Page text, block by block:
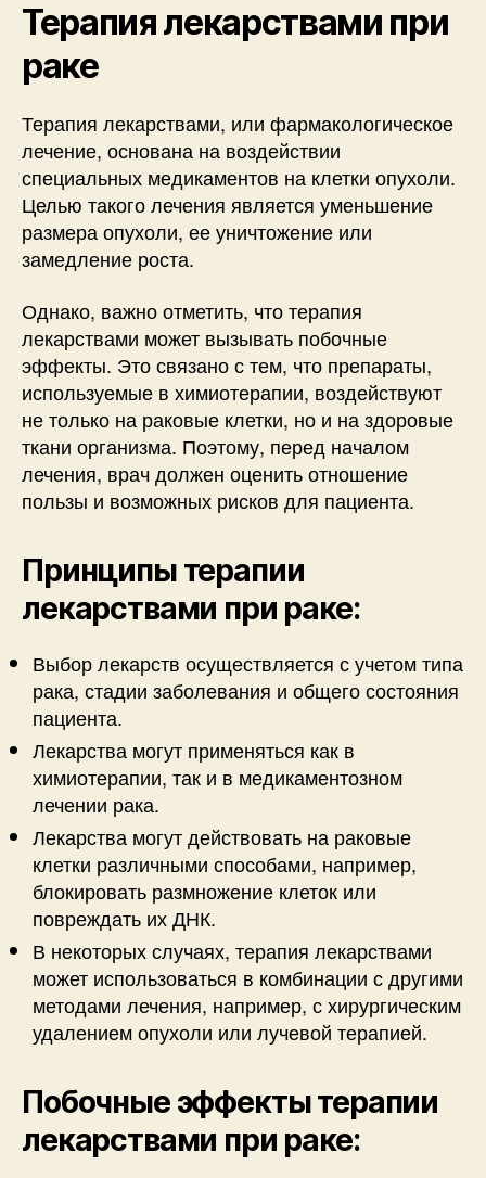
Терапия лекарствами при
раке
Терапия лекарствами, или фармакологическое
лечение, основана на воздействии
специальных медикаментов на клетки опухоли.
Целью такого лечения является уменьшение
размера опухоли, ее уничтожение или
замедление роста.
Однако, важно отметить, что терапия
лекарствами может вызывать побочные
эффекты. Это связано с тем, что препараты,
используемые в химиотерапии, воздействуют
не только на раковые клетки, но и на здоровые
ткани организма. Поэтому, перед началом
лечения, врач должен оценить отношение
пользы и возможных рисков для пациента.
Принципы терапии
лекарствами при раке:
Выбор лекарств осуществляется с учетом типа
рака, стадии заболевания и общего состояния
пациента.
Лекарства могут применяться как в
химиотерапии, так и в медикаментозном
лечении рака.
Лекарства могут действовать на раковые
клетки различными способами, например,
блокировать размножение клеток или
повреждать их ДНК.
В некоторых случаях, терапия лекарствами
может использоваться в комбинации с другими
методами лечения, например, с хирургическим
удалением опухоли или лучевой терапией.
Побочные эффекты терапии
лекарствами при раке: